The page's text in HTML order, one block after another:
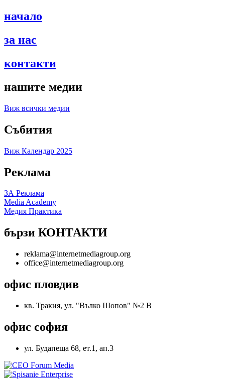
начало
за нас
контакти
нашите медии
Виж всички медии
Събития
Виж Календар 2025
Реклама
ЗА Реклама
Media Academy
Медия Практика
бързи КОНТАКТИ
reklama@internetmediagroup.org
office@internetmediagroup.org
офис пловдив
кв. Тракия, ул. "Вълко Шопов" №2 В
офис софия
ул. Будапеща 68, ет.1, ап.3